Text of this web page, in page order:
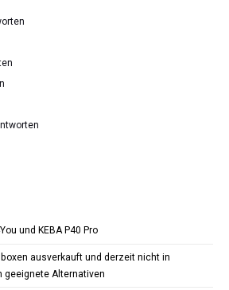
und KEBA P40 Pro
ausverkauft und derzeit nicht in
geeignete Alternativen